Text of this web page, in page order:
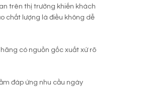
trên thị trường khiến khách
chất lượng là điều không dễ
có nguồn gốc xuất xứ rõ
đáp ứng nhu cầu ngày